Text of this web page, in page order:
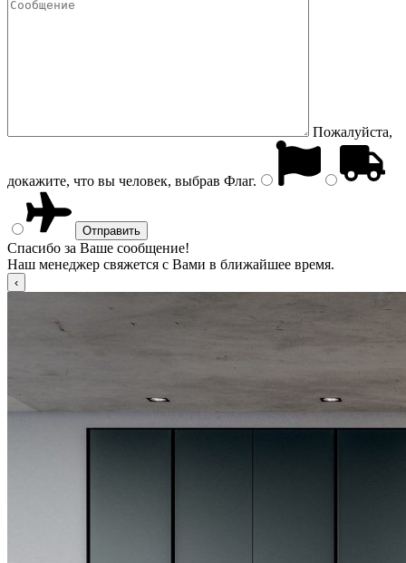
Пожалуйста,
докажите, что вы человек, выбрав Флаг.
Спасибо за Ваше сообщение!
Наш менеджер свяжется с Вами в ближайшее время.